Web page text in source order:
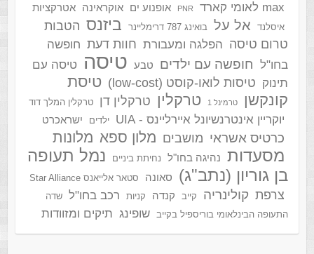
max לאומי קארד PNR אופנוע ים אוקראינה אטרקציות
איסלנד אל על בואינג 787 דרימליינר ביזנס הטבות
טרום טיסה
הפלגה ומעבורת חוות דעת חופשה
בחו"ל
חופשה עם ילדים טבע טיסה
טיסה עם
תינוק
טיסות לואו-קוסט (low-cost)
טיסת
קונקשן
טרמינל 1 טרקלין טרקלין דן טרקלין המלך דוד
יוקריין אינטרנשיונל איירליינס - UIA ילדים ישראכרט
כרטיס אשראי מושבים מלון ספא מלונות
מסעדות נהיגה בחו"ל נחיתת ביניים
נמל תעופה
בן גוריון (נתב"ג)
סאונה סטאר אלייאנס Star Alliance
צרפת קולינריה קייב קנדה קניות רכב בחו"ל
שדה
התעופה הבינלאומי בוריספיל בקייב
שופינג תיקים ומזוודות